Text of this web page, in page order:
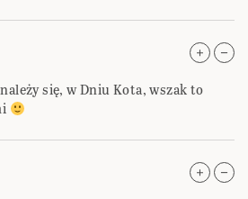
się, w Dniu Kota, wszak to